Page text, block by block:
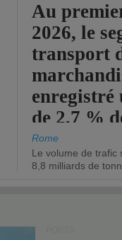
Au
2026, le
transport
enregistré
de 2,7 %
chiffre
Rome
Le volume de trafic
8,8 milliards de